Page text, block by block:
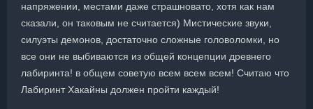
напряжении, местами даже страшновато, хотя как нам
сказали, он таковым не считается) Мистические звуки,
силуэты демонов, достаточно сложные головоломки, но
все они не выбиваются из общей концепции древнего
лабиринта! в общем советую всем всем всем! Считаю что
Лабиринт Хакайны должен пройти каждый!